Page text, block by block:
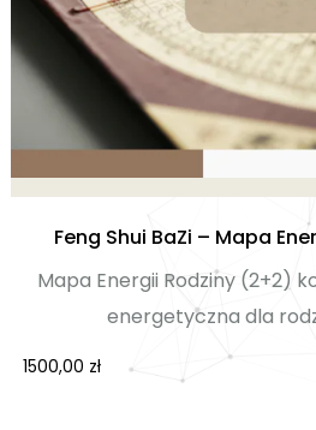
Feng Shui BaZi – Mapa
Mapa Energii Rodziny (2+2)
energetyczna dla
1500,00 zł